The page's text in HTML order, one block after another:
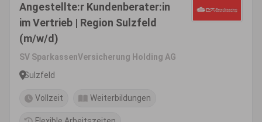
Angestellte:r Kundenberater:in
im Vertrieb | Region Sulzfeld
(m/w/d)
SV SparkassenVersicherung Holding AG
Sulzfeld
Vollzeit Weiterbildungen